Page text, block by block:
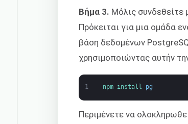
Βήμα 3. Μόλις συνδεθείτε
Πρόκειται για μια ομάδα
βάση δεδομένων
χρησιμοποιώντας αυτήν
1 npm install pg
Περιμένετε να